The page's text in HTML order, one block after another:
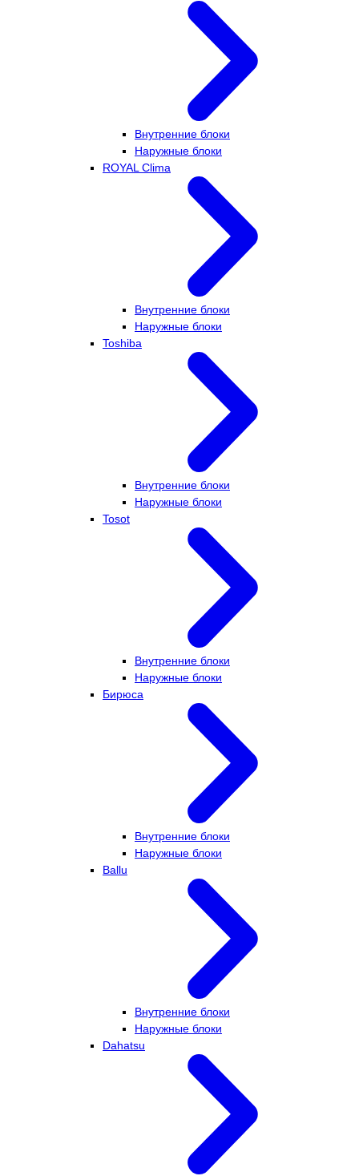
Внутренние блоки
Наружные блоки
ROYAL Clima
Внутренние блоки
Наружные блоки
Toshiba
Внутренние блоки
Наружные блоки
Tosot
Внутренние блоки
Наружные блоки
Бирюса
Внутренние блоки
Наружные блоки
Ballu
Внутренние блоки
Наружные блоки
Dahatsu